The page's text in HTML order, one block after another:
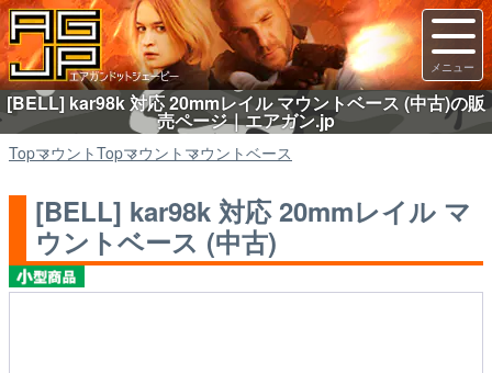
[BELL] kar98k 対応 20mmレイル マウントベース (中古)の販
売ページ｜エアガン.jp
TopマウントTopマウント マウントベース
[BELL] kar98k 対応 20mmレイル マ
ウントベース (中古)